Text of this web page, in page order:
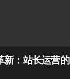
新：站长运营的